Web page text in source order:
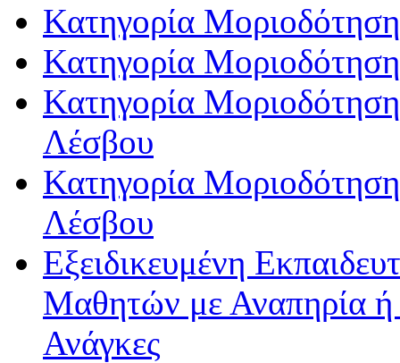
Κατηγορία
Κατηγορία
Κατηγορία
Λέσβου
Κατηγορία
Λέσβου
Εξειδικευμένη
Μαθητών με Αναπηρία ή /
Ανάγκες